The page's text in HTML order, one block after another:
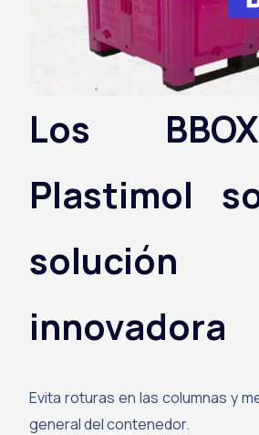
Los
Plastimol
solución
innovadora
Evita roturas en las columnas y
general del contenedor.